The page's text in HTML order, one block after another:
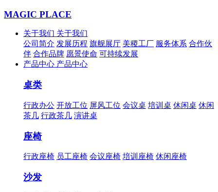
MAGIC PLACE
关于我们 关于我们
公司简介 发展历程 旗舰展厅 美稷工厂 服务体系 合作伙
伴 合作品牌 愿景使命 可持续发展
产品中心 产品中心
桌类
行政办公 开放工位 屏风工位 会议桌 培训桌 休闲桌 休闲
茶几 行政茶几 演讲桌
座椅
行政座椅 员工座椅 会议座椅 培训座椅 休闲座椅
沙发